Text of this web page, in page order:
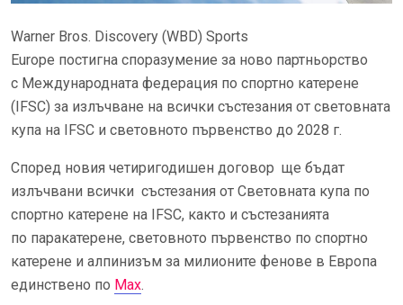
Warner Bros. Discovery (WBD) Sports
Europe постигна споразумение за ново партньорство
с Международната федерация по спортно катерене
(IFSC) за излъчване на всички състезания от световната
купа на IFSC и световното първенство до 2028 г.
Според новия четиригодишен договор ще бъдат
излъчвани всички състезания от Световната купа по
спортно катерене на IFSC, както и състезанията
по паракатерене, световното първенство по спортно
катерене и алпинизъм за милионите фенове в Европа
единствено по Max.